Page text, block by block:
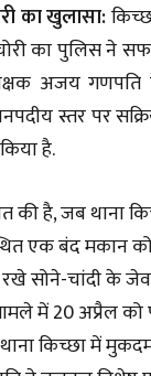
का खुलासा:
का पुलिस ने
अजय
स्तर पर
है.
की है, जब थाना
एक बंद मकान को
सोने-चांदी के
में 20 अप्रैल को
किच्छा में